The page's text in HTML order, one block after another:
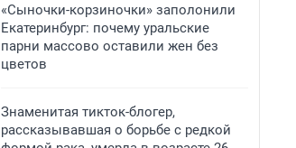
«Сыночки-корзиночки» заполонили
Екатеринбург: почему уральские
парни массово оставили жен без
цветов
Знаменитая тикток-блогер,
рассказывавшая о борьбе с редкой